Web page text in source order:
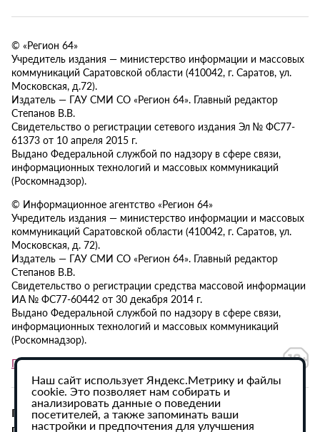
© «Регион 64»
Учредитель издания — министерство информации и массовых
коммуникаций Саратовской области (410042, г. Саратов, ул.
Московская, д.72).
Издатель — ГАУ СМИ СО «Регион 64». Главный редактор
Степанов В.В.
Свидетельство о регистрации сетевого издания Эл № ФС77-
61373 от 10 апреля 2015 г.
Выдано Федеральной службой по надзору в сфере связи,
информационных технологий и массовых коммуникаций
(Роскомнадзор).
© Информационное агентство «Регион 64»
Учредитель издания — министерство информации и массовых
коммуникаций Саратовской области (410042, г. Саратов, ул.
Московская, д. 72).
Издатель — ГАУ СМИ СО «Регион 64». Главный редактор
Степанов В.В.
Свидетельство о регистрации средства массовой информации
ИА № ФС77-60442 от 30 декабря 2014 г.
Выдано Федеральной службой по надзору в сфере связи,
информационных технологий и массовых коммуникаций
(Роскомнадзор).
Политика в отношении обработки персональных данных
При использовании материалов сайта активная
гиперссылка на ИА «Регион 64» обязательна.
Наш сайт использует Яндекс.Метрику и файлы
cookie. Это позволяет нам собирать и
анализировать данные о поведении
посетителей, а также запоминать ваши
настройки и предпочтения для улучшения